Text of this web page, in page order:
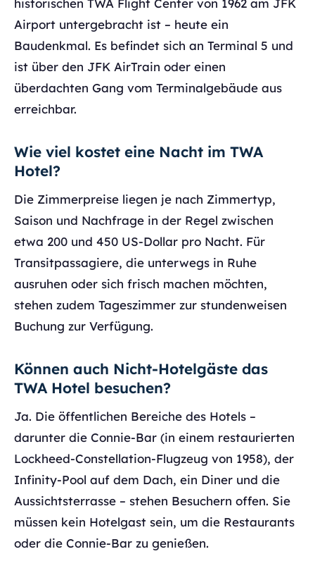
historischen TWA Flight Center von 1962 am JFK
Airport untergebracht ist – heute ein
Baudenkmal. Es befindet sich an Terminal 5 und
ist über den JFK AirTrain oder einen
überdachten Gang vom Terminalgebäude aus
erreichbar.
Wie viel kostet eine Nacht im TWA
Hotel?
Die Zimmerpreise liegen je nach Zimmertyp,
Saison und Nachfrage in der Regel zwischen
etwa 200 und 450 US-Dollar pro Nacht. Für
Transitpassagiere, die unterwegs in Ruhe
ausruhen oder sich frisch machen möchten,
stehen zudem Tageszimmer zur stundenweisen
Buchung zur Verfügung.
Können auch Nicht-Hotelgäste das
TWA Hotel besuchen?
Ja. Die öffentlichen Bereiche des Hotels –
darunter die Connie-Bar (in einem restaurierten
Lockheed-Constellation-Flugzeug von 1958), der
Infinity-Pool auf dem Dach, ein Diner und die
Aussichtsterrasse – stehen Besuchern offen. Sie
müssen kein Hotelgast sein, um die Restaurants
oder die Connie-Bar zu genießen.